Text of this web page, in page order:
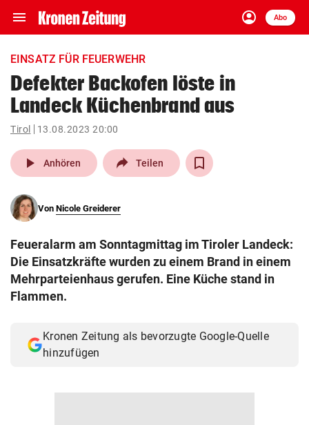
menu Navigation
ein-/ausklappen
account_circle
Anmelden
Abo
close Schließen
account_circle Anmelden
arrow_right
pin_drop
Wien arrow_right
search
eingeben
Muthgasse 2, 1190 Wien
EINSATZ FÜR FEUERWEHR
Defekter Backofen löste in
Landeck Küchenbrand aus
Tirol 13.08.2023 20:00
play_arrow Anhören Teilen
Von Nicole Greiderer
Feueralarm am Sonntagmittag im Tiroler Landeck:
Die Einsatzkräfte wurden zu einem Brand in einem
Mehrparteienhaus gerufen. Eine Küche stand in
Flammen.
Kronen Zeitung als bevorzugte Google-Quelle
hinzufügen